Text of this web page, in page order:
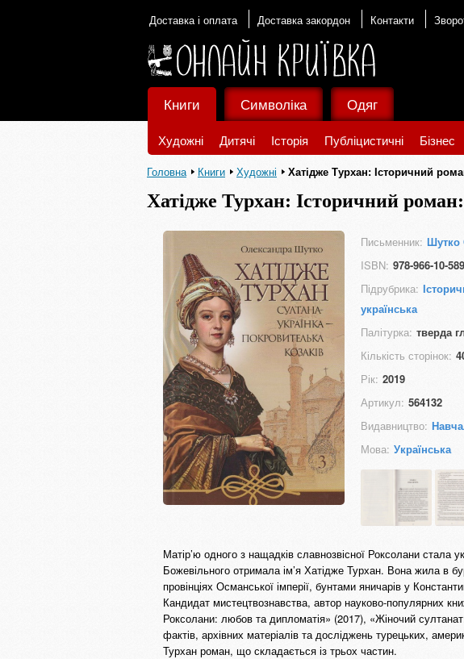
Доставка і оплата Доставка закордон Контакти
Книги
Художні Дитячі Історія Публіцистичні Бізнес
Символіка Одяг
Головна Книги Художні Хатідже Турхан: Історичний
Хатідже Турхан: Історичний
Письменник: Шутко
ISBN: 978-966-10-
Підрубрика:
українська
Палітурка: тверда
Кількість сторінок:
Рік: 2019
Артикул: 564132
Видавництво:
Мова: Українська
Матір’ю одного з нащадків славнозвісної Роксолани стала
Божевільного отримала ім’я Хатідже Турхан. Вона жила в
провінціях Османської імперії, бунтами яничарів у
Кандидат мистецтвознавства, автор науково-популярних
Роксолани: любов та дипломатія» (2017), «Жіночий
фактів, архівних матеріалів та досліджень турецьких,
Турхан роман, що складається із трьох частин.